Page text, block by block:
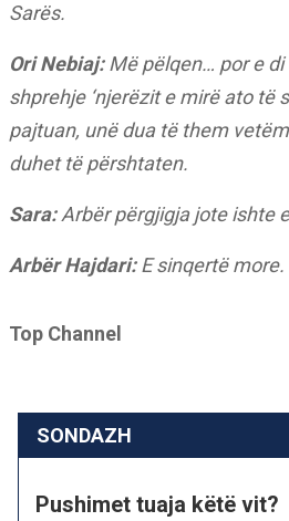
Sarës.
Ori Nebiaj:Më pëlqen… por e di
shprehje ‘njerëzit e mirë ato të
pajtuan, unë dua të them
duhet të përshtaten.
Sara:Arbër përgjigja jote ishte
Arbër Hajdari:E sinqertë more.
Top Channel
SONDAZH
Pushimet tuaja këtë vit?